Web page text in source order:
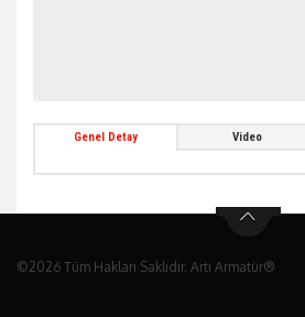
Genel Detay Video
©2026 Tüm Hakları Saklıdır. Artı Armatür®